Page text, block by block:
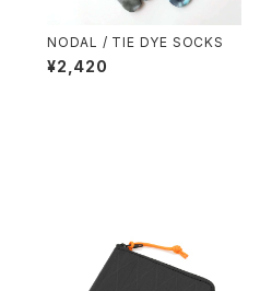
NODAL / TIE DYE SOCKS
¥2,420